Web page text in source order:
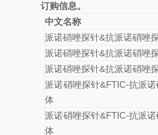
订购信息。
中文名称
派诺硝唑探针&抗派诺硝唑
派诺硝唑探针&抗派诺硝唑
派诺硝唑探针&抗派诺硝唑
派诺硝唑探针&FTIC-抗派
体
派诺硝唑探针&FTIC-抗派
体